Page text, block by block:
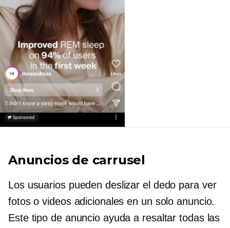
Anuncios de carrusel
Los usuarios pueden deslizar el dedo para ver
fotos o videos adicionales en un solo anuncio.
Este tipo de anuncio ayuda a resaltar todas las